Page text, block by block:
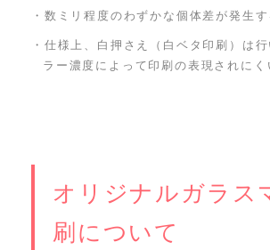
・数ミリ程度のわずかな個体差が発生
・仕様上、白押さえ（白ベタ印刷）は
ラー濃度によって印刷の表現されにく
オリジナルガラス
刷について